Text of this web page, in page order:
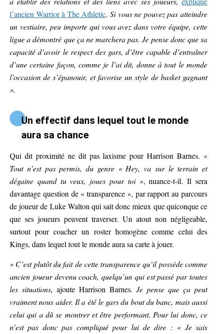
l’ancien Warrior à The Athletic. Si vous ne pouvez pas atteindre
un vestiaire, peu importe qui vous avez dans votre équipe, cette
ligue a démontré que ça ne marchera pas. Je pense donc que sa
capacité d’avoir le respect des gars, d’être capable d’entraîner
d’une certaine façon, comme je l’ai dit, donne à tout le monde
l’occasion de s’épanouir, et favorise un style de basket gagnant
».
Un effectif dans lequel tout le monde
aura sa chance
Qui dit proximité ne dit pas laxisme pour Harrison Barnes. «
Tout n’est pas permis, du genre « Hey, va sur le terrain et
dégaine quand tu veux, joues pour toi », nuance-t-il. Il sera
davantage question de « transparence », par rapport au parcours
de joueur de Luke Walton qui sait donc mieux que quiconque ce
que ses joueurs peuvent traverser. Un atout non négligeable,
surtout pour coacher un roster homogène comme celui des
Kings, dans lequel tout le monde aura sa carte à jouer.
« C’est plutôt du fait de cette transparence qu’il possède comme
ancien joueur devenu coach, quelqu’un qui est passé par toutes
les situations, ajoute Harrison Barnes. Je pense que ça peut
vraiment nous aider. Il a été le gars du bout du banc, mais aussi
celui qui a dû se montrer et être performant. Pour lui donc, ce
n’est pas donc pas compliqué pour lui de dire : « Je sais